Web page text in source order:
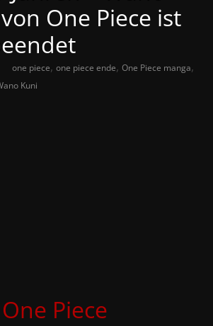
One Piece ist
one piece, one piece ende, One Piece manga,
Kuni
One Piece